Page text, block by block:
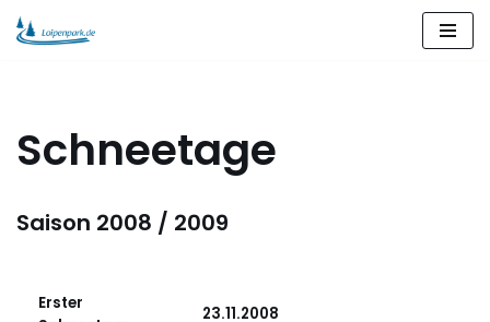
Schneetage
Saison 2008 / 2009
Erster
23.11.2008